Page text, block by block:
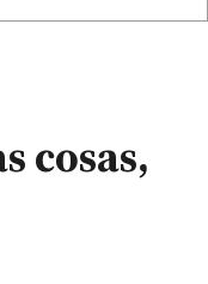
cosas,